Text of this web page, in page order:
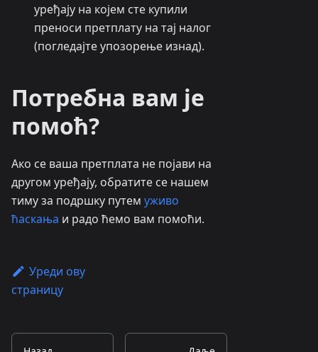
уређају на којем сте купили
преноси претплату на тај налог
(погледајте упозорење изнад).
Потребна вам је
помоћ?
Ако се ваша претплата не појави на
другом уређају, обратите се нашем
тиму за подршку путем уживо
ћаскања и радо ћемо вам помоћи.
Уреди ову
страницу